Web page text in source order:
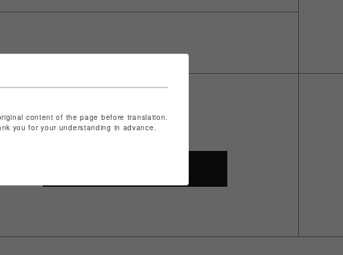
content of the page before translation.
you for your understanding in advance.